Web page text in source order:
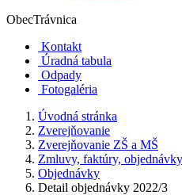
ObecTrávnica
Kontakt
Úradná tabula
Odpady
Fotogaléria
Úvodná stránka
Zverejňovanie
Zverejňovanie ZŠ a MŠ
Zmluvy, faktúry, objednávky
Objednávky
Detail objednávky 2022/3